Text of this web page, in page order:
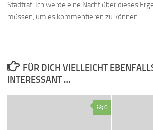
Stadtrat. Ich werde eine Nacht über dieses
müssen, um es kommentieren zu können.
FÜR DICH VIELLEICHT
INTERESSANT …
0